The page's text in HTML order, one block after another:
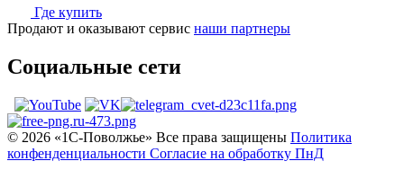
Где купить
Продают и оказывают сервис наши партнеры
Социальные сети
© 2026 «1С‑Поволжье» Все права защищены Политика
конфенденциальности Согласие на обработку ПнД